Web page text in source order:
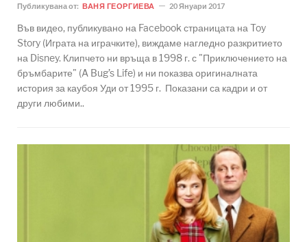
Публикувана от: ВАНЯ ГЕОРГИЕВА 20 Януари 2017
Във видео, публикувано на Facebook страницата на Toy
Story (Играта на играчките), виждаме нагледно разкритието
на Disney. Клипчето ни връща в 1998 г. с "Приключението на
бръмбарите" (A Bug’s Life) и ни показва оригиналната
история за каубоя Уди от 1995 г. Показани са кадри и от
други любими..